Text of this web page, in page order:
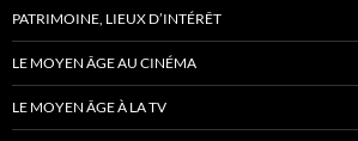
PATRIMOINE, LIEUX D’INTÉRÊT
LE MOYEN ÂGE AU CINÉMA
LE MOYEN ÂGE À LA TV